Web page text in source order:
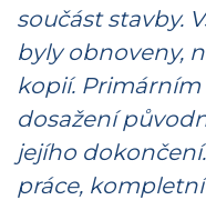
součást stavby.
byly obnoveny,
kopií.
dosažení
jejího
práce,